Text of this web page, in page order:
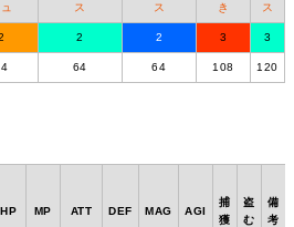
ス
ス
き
ス
2 2 3 3
64 64 108 120
HP MP ATT DEF MAG AGI
捕
獲
盗
む
備
考